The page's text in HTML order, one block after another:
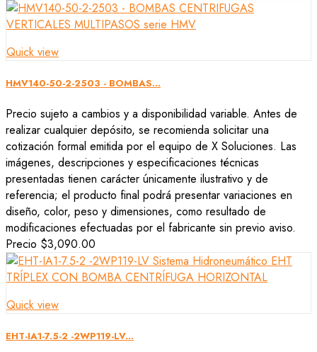
Quick view
HMV140-50-2-2503 - BOMBAS...
Precio sujeto a cambios y a disponibilidad variable. Antes de
realizar cualquier depósito, se recomienda solicitar una
cotización formal emitida por el equipo de X Soluciones. Las
imágenes, descripciones y especificaciones técnicas
presentadas tienen carácter únicamente ilustrativo y de
referencia; el producto final podrá presentar variaciones en
diseño, color, peso y dimensiones, como resultado de
modificaciones efectuadas por el fabricante sin previo aviso.
Precio $3,090.00
Quick view
EHT-IA1-7.5-2 -2WP119-LV...